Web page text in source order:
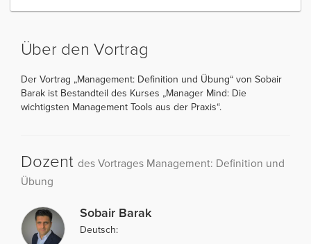
Über den Vortrag
Der Vortrag „Management: Definition und Übung“ von Sobair
Barak ist Bestandteil des Kurses „Manager Mind: Die
wichtigsten Management Tools aus der Praxis“.
Dozent des Vortrages Management: Definition und
Übung
Sobair Barak
Deutsch: